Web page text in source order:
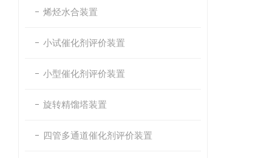
烯烃水合装置
小试催化剂评价装置
小型催化剂评价装置
旋转精馏塔装置
四管多通道催化剂评价装置